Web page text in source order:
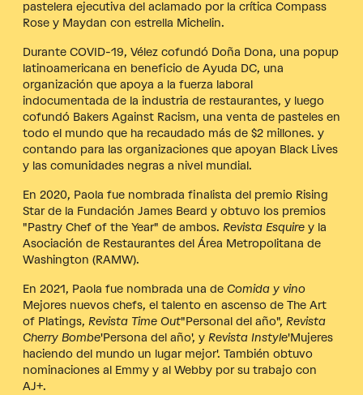
pastelera ejecutiva del aclamado por la crítica Compass
Rose y Maydan con estrella Michelin.
Durante COVID-19, Vélez cofundó Doña Dona, una popup
latinoamericana en beneficio de Ayuda DC, una
organización que apoya a la fuerza laboral
indocumentada de la industria de restaurantes, y luego
cofundó Bakers Against Racism, una venta de pasteles en
todo el mundo que ha recaudado más de $2 millones. y
contando para las organizaciones que apoyan Black Lives
y las comunidades negras a nivel mundial.
En 2020, Paola fue nombrada finalista del premio Rising
Star de la Fundación James Beard y obtuvo los premios
"Pastry Chef of the Year" de ambos. Revista Esquire y la
Asociación de Restaurantes del Área Metropolitana de
Washington (RAMW).
En 2021, Paola fue nombrada una de Comida y vino
Mejores nuevos chefs, el talento en ascenso de The Art
of Platings, Revista Time Out"Personal del año", Revista
Cherry Bombe'Persona del año', y Revista Instyle'Mujeres
haciendo del mundo un lugar mejor'. También obtuvo
nominaciones al Emmy y al Webby por su trabajo con
AJ+.